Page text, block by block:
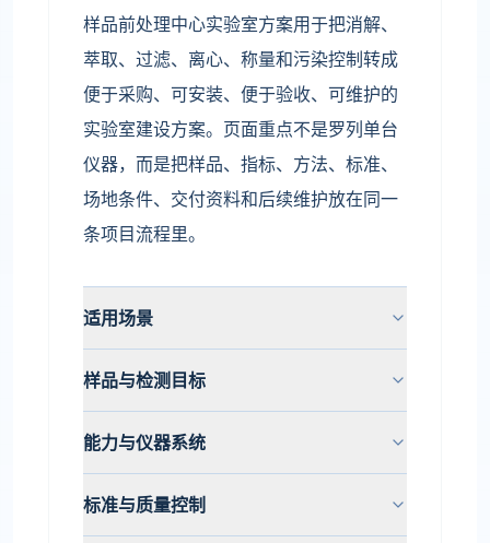
样品前处理中心实验室方案用于把消解、
萃取、过滤、离心、称量和污染控制转成
便于采购、可安装、便于验收、可维护的
实验室建设方案。页面重点不是罗列单台
仪器，而是把样品、指标、方法、标准、
场地条件、交付资料和后续维护放在同一
条项目流程里。
适用场景
样品与检测目标
能力与仪器系统
标准与质量控制